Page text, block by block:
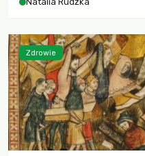
zdarzeń prowadzących do
Zdrowie